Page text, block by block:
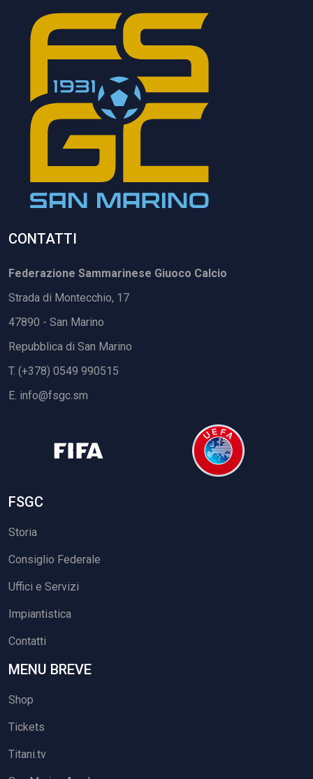
CONTATTI
Federazione Sammarinese Giuoco Calcio
Strada di Montecchio, 17
47890 - San Marino
Repubblica di San Marino
T. (+378) 0549 990515
E. info@fsgc.sm
FSGC
Storia
Consiglio Federale
Uffici e Servizi
Impiantistica
Contatti
MENU BREVE
Shop
Tickets
Titani.tv